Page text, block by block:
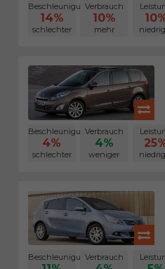
Beschleunigung
14%
schlechter
Verbrauch
10%
mehr
Beschleunigung
4%
schlechter
Verbrauch
4%
weniger
BeschleunigungVerbrauch